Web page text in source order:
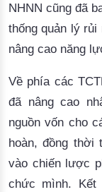
NHNN cũng đã
thống quản lý rủi
nâng cao năng
Về phía các
đã nâng cao
nguồn vốn cho
hoàn, đồng thời
vào chiến lược
chức mình.